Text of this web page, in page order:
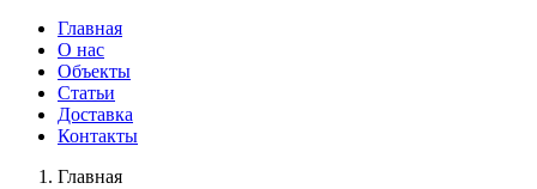
Главная
О нас
Объекты
Статьи
Доставка
Контакты
Главная